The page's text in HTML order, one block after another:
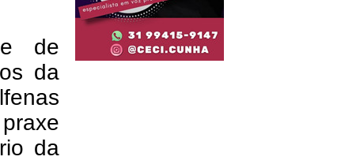
de
da
da